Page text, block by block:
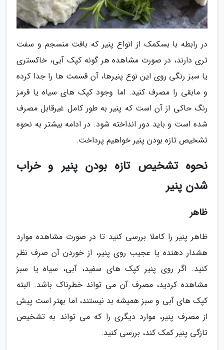
در رابطه با بسکمک از انواع پنیر که بافت منسجم و سفت
تری دارند، در صورت مشاهده هر گونه کپک آبی، خاکستری
یا سبز رنگی روی این نوع پنیرها، آن قسمت ها را جدا کرده
و مابقی را مصرف کنید. اما وجود کپک های سیاه یا قرمز
رنگ حاکی از آن است که پنیر به طور کامل غیرقابل مصرف
شده است و باید دور انداخته شود. در ادامه بیشتر به نحوه
تشخیص تازه بودن پنیر خواهیم پرداخت.
نحوه تشخیص تازه بودن پنیر و خراب
شدن پنیر
ظاهر
ظاهر پنیر را کاملا بررسی کنید تا در صورت مشاهده موارد
هشدار دهنده یا عجیب روی پنیر، از خوردن آن صرف نظر
کنید. اگر روی پنیر کپک های سفید، آبی، سیاه یا سبز
مشاهده کردید، مصرف آن می تواند خطرناک باشد. البته
کپک های آبی و سبز همیشه بد نیستند، اما بهتر است پیش
از مصرف پنیر، موارد دیگری را که می تواند به تشخیص
تازگی پنیر کمک کند، بررسی کنید.